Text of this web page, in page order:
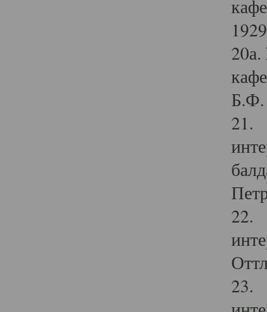
Б.Ф.
21.
22.
23.